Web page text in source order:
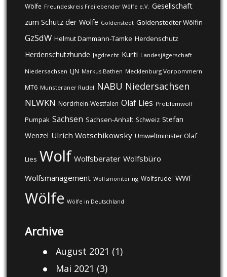
Wölfe Freundeskreis Freilebender Wölfe e.V. Gesellschaft
zum Schutz der Wölfe Goldenstedt Goldenstedter Wölfin
GzSdW Helmut Dammann-Tamke Herdenschutz
Herdenschutzhunde Jagdrecht Kurti Landesjägerschaft
Niedersachsen LJN Markus Bathen Mecklenburg Vorpommern
MT6 Munsteraner Rudel NABU Niedersachsen
NLWKN Nordrhein-Westfalen Olaf Lies Problemwolf
Pumpak Sachsen Sachsen-Anhalt Schweiz Stefan
Wenzel Ulrich Wotschikowsky Umweltminister Olaf
Lies Wolf Wolfsberater Wolfsbüro
Wolfsmanagement Wolfsmonitoring Wolfsrudel WWF
Wölfe Wölfe in Deutschland
Archive
August 2021 (1)
Mai 2021 (3)